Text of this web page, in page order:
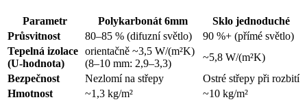
Parametr Polykarbonát 6mm
Sklo jednoduché
Průsvitnost
80–85 % (difuzní světlo)
90 %+ (přímé světlo)
Tepelná izolace
(U-hodnota)
orientačně ~3,5 W/(m²K)
(8–10 mm: 2,9–3,3)
~5,8 W/(m²K)
Bezpečnost
Nezlomí na střepy
Ostré střepy při rozbití
Hmotnost
~1,3 kg/m²
~10 kg/m²